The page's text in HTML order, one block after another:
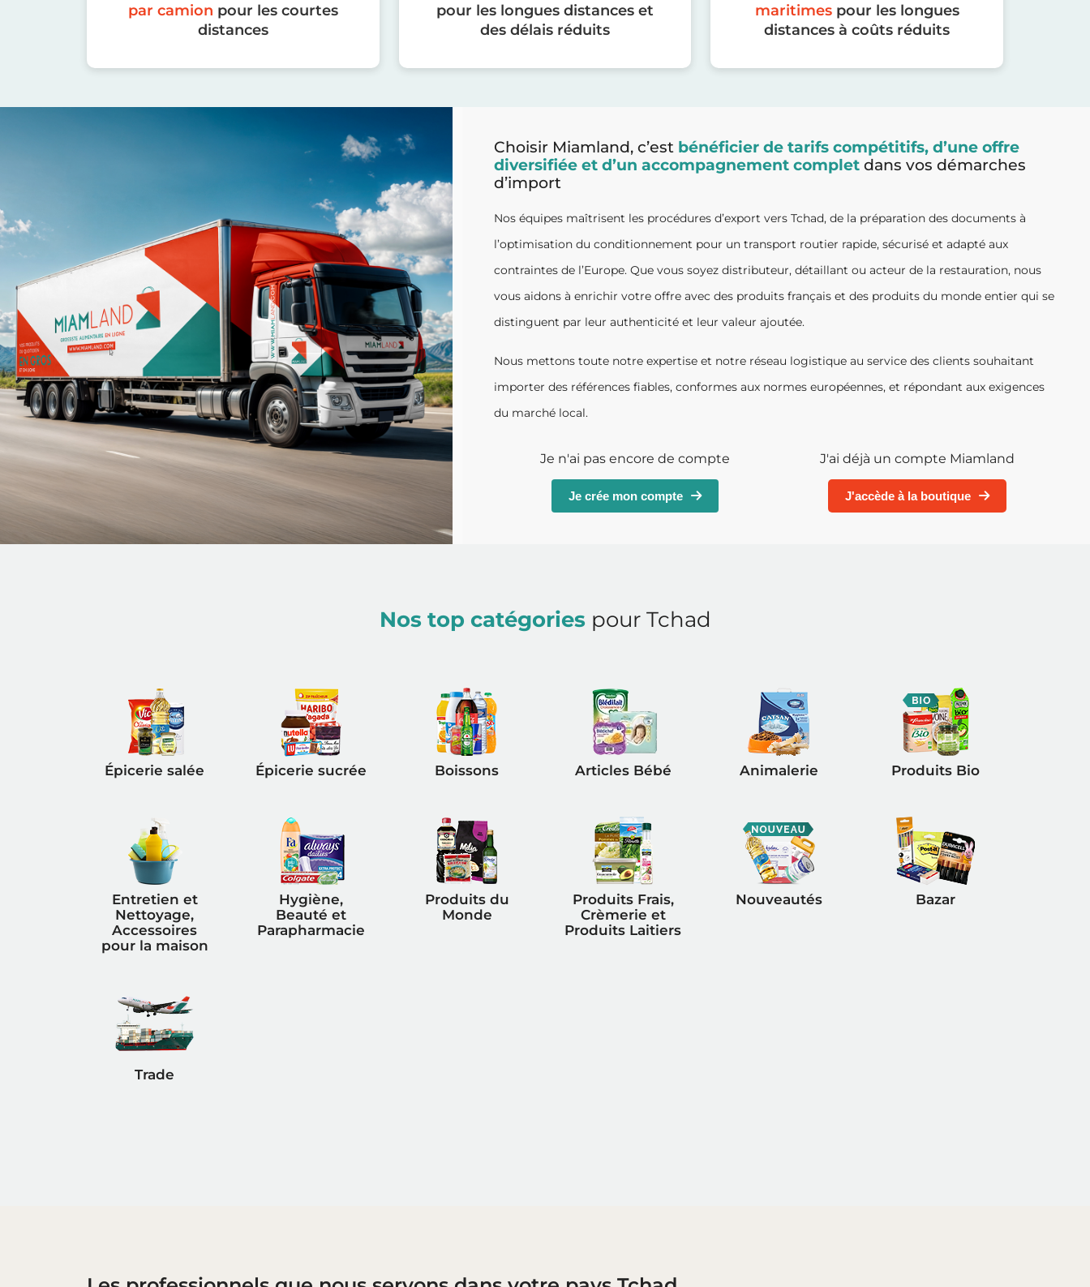
par camion pour les courtes
distances
pour les longues distances et
des délais réduits
maritimespour les longues
distances à coûts réduits
Choisir Miamland, c’est bénéficier de tarifs compétitifs, d’une offre
diversifiée et d’un accompagnement completdans vos démarches
d’import
Nos équipes maîtrisent les procédures d’export vers Tchad, de la préparation des documents à
l’optimisation du conditionnement pour un transport routier rapide, sécurisé et adapté aux
contraintes de l’Europe. Que vous soyez distributeur, détaillant ou acteur de la restauration, nous
vous aidons à enrichir votre offre avec des produits français et des produits du monde entier qui se
distinguent par leur authenticité et leur valeur ajoutée.
Nous mettons toute notre expertise et notre réseau logistique au service des clients souhaitant
importer des références fiables, conformes aux normes européennes, et répondant aux exigences
du marché local.
Je n'ai pas encore de compte
Je crée mon compte
J'ai déjà un compte Miamland
J'accède à la boutique
Nos top catégoriespour Tchad
Épicerie salée Épicerie sucrée Boissons Articles Bébé Animalerie Produits Bio
Entretien et
Nettoyage,
Accessoires
pour la maison
Hygiène,
Beauté et
Parapharmacie
Produits du
Monde
Produits Frais,
Crèmerie et
Produits Laitiers
Nouveautés Bazar
Trade